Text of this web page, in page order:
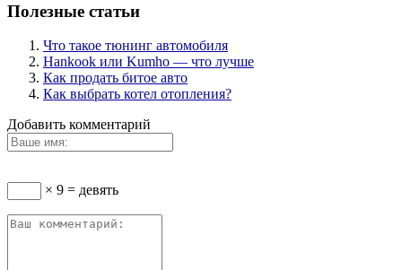
Полезные статьи
Что такое тюнинг автомобиля
Hankook или Kumho — что лучше
Как продать битое авто
Как выбрать котел отопления?
Добавить комментарий
× 9 = девять